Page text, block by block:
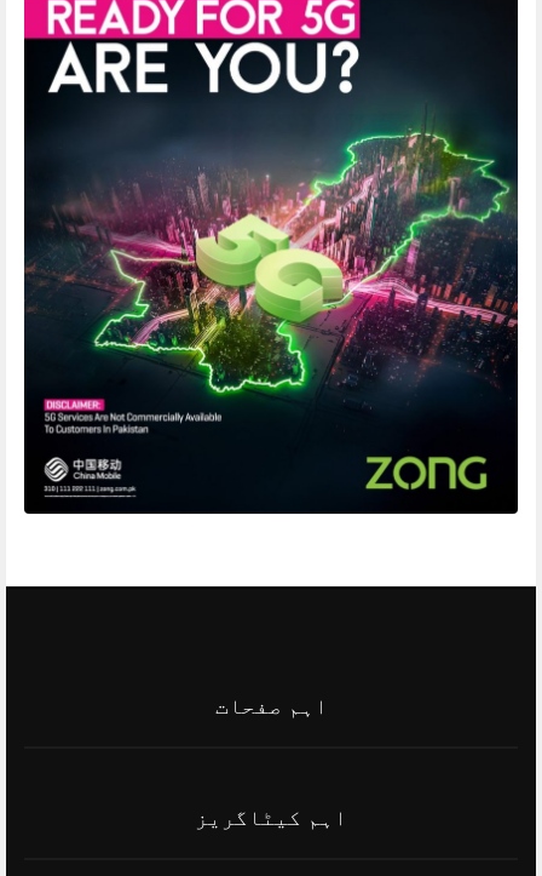
اہم صفحات
اہم کیٹاگریز